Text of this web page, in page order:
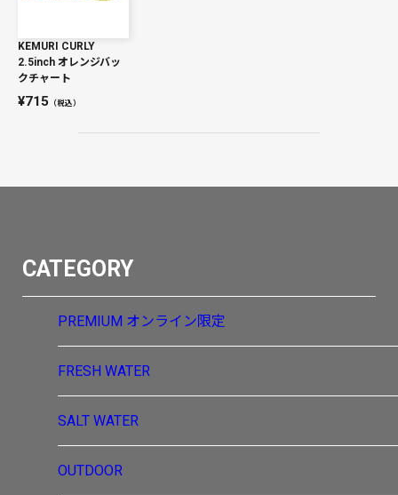
KEMURI CURLY
2.5inch オレンジバッ
クチャート
715 （税込）
CATEGORY
PREMIUM オンライン限定
FRESH WATER
SALT WATER
OUTDOOR